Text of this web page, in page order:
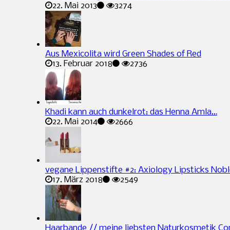
22. Mai 2013
3274
Aus Mexicolita wird Green Shades of Red
13. Februar 2018
2736
Khadi kann auch dunkelrot: das Henna Amla…
22. Mai 2014
2666
vegane Lippenstifte #2: Axiology Lipsticks
17. März 2018
2549
Haarbande // meine liebsten Naturkosmetik